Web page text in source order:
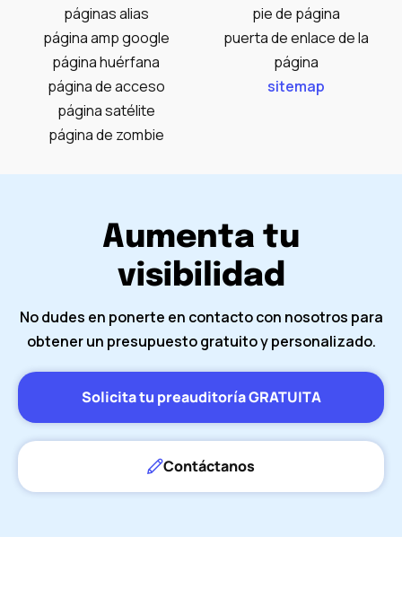
páginas alias
página amp google
página huérfana
página de acceso
página satélite
página de zombie
pie de página
puerta de enlace de la
página
sitemap
Aumenta tu
visibilidad
No dudes en ponerte en contacto con nosotros para
obtener un presupuesto gratuito y personalizado.
Solicita tu preauditoría GRATUITA
Contáctanos